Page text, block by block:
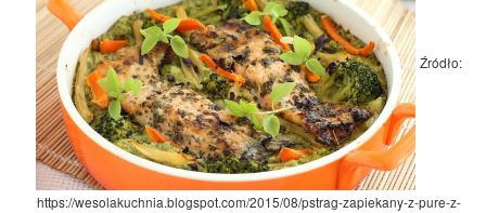
Źródło:
https://wesolakuchnia.blogspot.com/2015/08/pstrag-zapiekany-z-pure-z-